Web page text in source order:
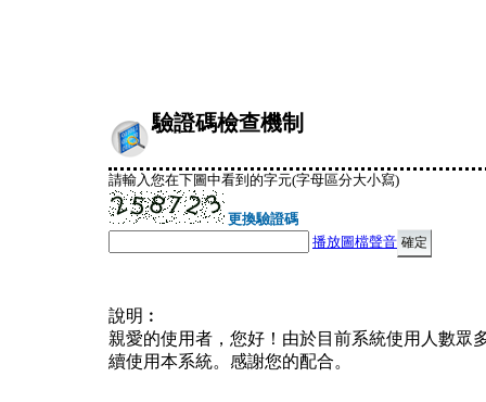
驗證碼檢查機制
請輸入您在下圖中看到的字元(字母區分大小寫)
更換驗證碼
播放圖檔聲音
說明︰
親愛的使用者，您好！由於目前系統使用人數眾
續使用本系統。感謝您的配合。